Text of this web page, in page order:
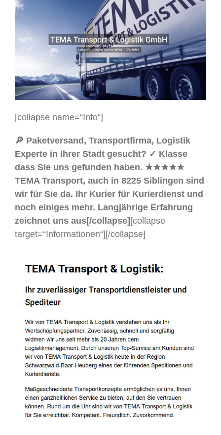
[collapse name=“Info“]
🔎 Paketversand, Transportfirma, Logistik
Experte in Ihrer Stadt gesucht? ✓ Klasse
dass Sie uns gefunden haben. ★★★★★
TEMA Transport, auch in 8225 Siblingen sind
wir für Sie da. Ihr Kurier für Kurierdienst und
noch einiges mehr. Langjährige Erfahrung
zeichnet uns aus[/collapse] [collapse
target=“Informationen“] [/collapse]